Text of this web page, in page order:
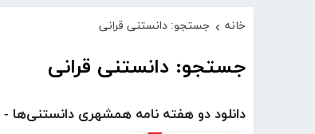
خانه › جستجو: دانستنی قرانی
جستجو: دانستنی قرانی
دانلود دو هفته نامه همشهری دانستنی‌ها -